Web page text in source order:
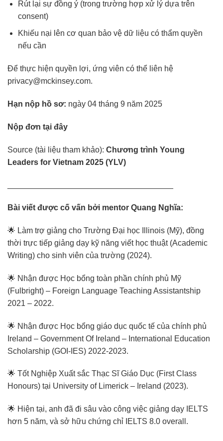
Rút lại sự đồng ý (trong trường hợp xử lý dựa trên
consent)
Khiếu nại lên cơ quan bảo vệ dữ liệu có thẩm quyền
nếu cần
Để thực hiện quyền lợi, ứng viên có thể liên hệ
privacy@mckinsey.com.
Hạn nộp hồ sơ: ngày 04 tháng 9 năm 2025
Nộp đơn tại đây
Source (tài liệu tham khảo): Chương trình Young
Leaders for Vietnam 2025 (YLV)
Bài viết được cố vấn bởi mentor Quang Nghĩa:
🌟 Làm trợ giảng cho Trường Đại học Illinois (Mỹ), đồng
thời trực tiếp giảng dạy kỹ năng viết học thuật (Academic
Writing) cho sinh viên của trường (2024).
🌟 Nhận được Học bổng toàn phần chính phủ Mỹ
(Fulbright) – Foreign Language Teaching Assistantship
2021 – 2022.
🌟 Nhận được Học bổng giáo dục quốc tế của chính phủ
Ireland – Government Of Ireland – International Education
Scholarship (GOI-IES) 2022-2023.
🌟 Tốt Nghiệp Xuất sắc Thạc Sĩ Giáo Dục (First Class
Honours) tại University of Limerick – Ireland (2023).
🌟 Hiện tại, anh đã đi sâu vào công việc giảng dạy IELTS
hơn 5 năm, và sở hữu chứng chỉ IELTS 8.0 overall.